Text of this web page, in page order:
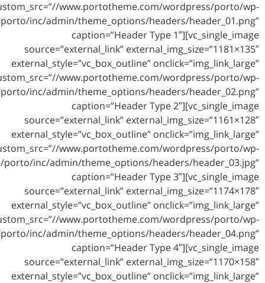
custom_src=”//
content/themes/porto/inc/admin/theme_options/
caption=”Header
source=”external_link”
external_style=”vc_box_outline”
custom_src=”//
content/themes/porto/inc/admin/theme_options/
caption=”Header
source=”external_link”
external_style=”vc_box_outline”
custom_src=”//
content/themes/porto/inc/admin/theme_options/
caption=”Header
source=”external_link”
external_style=”vc_box_outline”
custom_src=”//
content/themes/porto/inc/admin/theme_options/
caption=”Header
source=”external_link”
external_style=”vc_box_outline”